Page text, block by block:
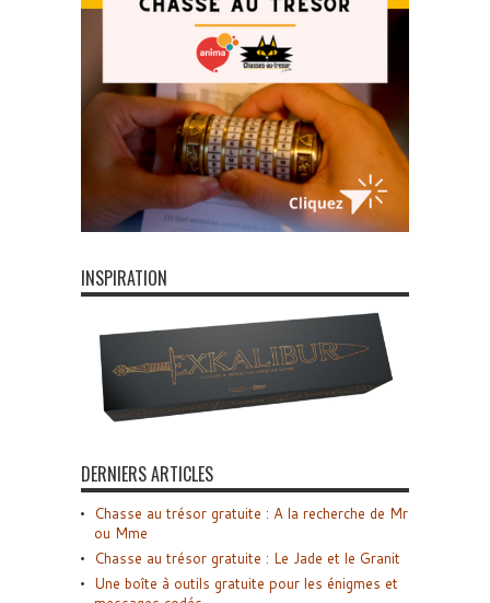
INSPIRATION
DERNIERS ARTICLES
Chasse au trésor gratuite : A la recherche de Mr
ou Mme
Chasse au trésor gratuite : Le Jade et le Granit
Une boîte à outils gratuite pour les énigmes et